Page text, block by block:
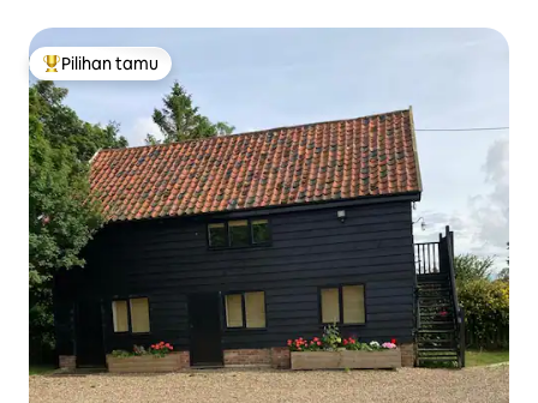
Pilihan tamu terpopuler
Pilihan tamu